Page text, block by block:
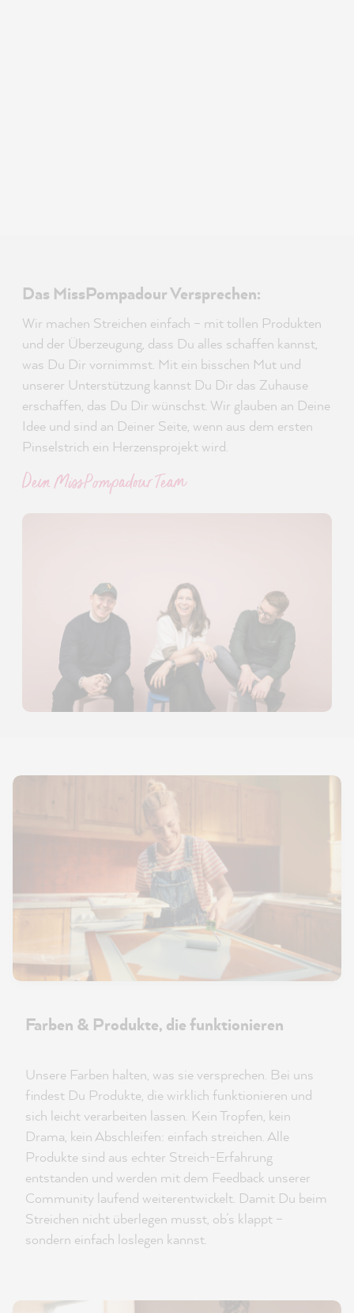
Das MissPompadour Versprechen:
Wir machen Streichen einfach – mit tollen Produkten
und der Überzeugung, dass Du alles schaffen kannst,
was Du Dir vornimmst. Mit ein bisschen Mut und
unserer Unterstützung kannst Du Dir das Zuhause
erschaffen, das Du Dir wünschst. Wir glauben an Deine
Idee und sind an Deiner Seite, wenn aus dem ersten
Pinselstrich ein Herzensprojekt wird.
Dein MissPompadour Team
Farben & Produkte, die funktionieren
Unsere Farben halten, was sie versprechen. Bei uns
findest Du Produkte, die wirklich funktionieren und
sich leicht verarbeiten lassen. Kein Tropfen, kein
Drama, kein Abschleifen: einfach streichen. Alle
Produkte sind aus echter Streich-Erfahrung
entstanden und werden mit dem Feedback unserer
Community laufend weiterentwickelt. Damit Du beim
Streichen nicht überlegen musst, ob’s klappt –
sondern einfach loslegen kannst.